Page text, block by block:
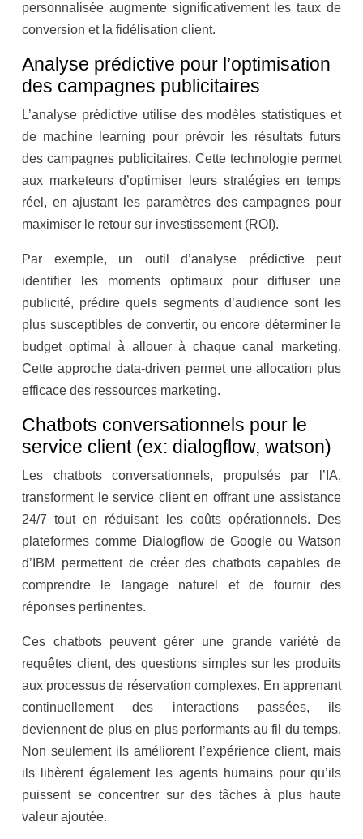
personnalisée augmente significativement les taux de
conversion et la fidélisation client.
Analyse prédictive pour l’optimisation
des campagnes publicitaires
L’analyse prédictive utilise des modèles statistiques et
de machine learning pour prévoir les résultats futurs
des campagnes publicitaires. Cette technologie permet
aux marketeurs d’optimiser leurs stratégies en temps
réel, en ajustant les paramètres des campagnes pour
maximiser le retour sur investissement (ROI).
Par exemple, un outil d’analyse prédictive peut
identifier les moments optimaux pour diffuser une
publicité, prédire quels segments d’audience sont les
plus susceptibles de convertir, ou encore déterminer le
budget optimal à allouer à chaque canal marketing.
Cette approche data-driven permet une allocation plus
efficace des ressources marketing.
Chatbots conversationnels pour le
service client (ex: dialogflow, watson)
Les chatbots conversationnels, propulsés par l’IA,
transforment le service client en offrant une assistance
24/7 tout en réduisant les coûts opérationnels. Des
plateformes comme Dialogflow de Google ou Watson
d’IBM permettent de créer des chatbots capables de
comprendre le langage naturel et de fournir des
réponses pertinentes.
Ces chatbots peuvent gérer une grande variété de
requêtes client, des questions simples sur les produits
aux processus de réservation complexes. En apprenant
continuellement des interactions passées, ils
deviennent de plus en plus performants au fil du temps.
Non seulement ils améliorent l’expérience client, mais
ils libèrent également les agents humains pour qu’ils
puissent se concentrer sur des tâches à plus haute
valeur ajoutée.